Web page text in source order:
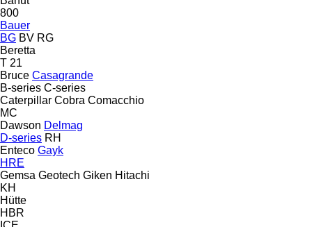
800
Bauer
BG BV RG
Beretta
T 21
Bruce Casagrande
B-series C-series
Caterpillar Cobra Comacchio
MC
Dawson Delmag
D-series RH
Enteco Gayk
HRE
Gemsa Geotech Giken Hitachi
KH
Hütte
HBR